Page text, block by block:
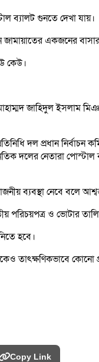
ব্যালট গুনতে দেখা যায়।
একজনের
কেউ।
জাহিদুল
দল প্রধান নির্বাচন
দলের নেতারা পোস্টাল
ব্যবস্থা নেবে বলে
পরিচয়পত্র ও ভোটার
হবে।
তাৎক্ষণিকভাবে কোনো
Copy Link